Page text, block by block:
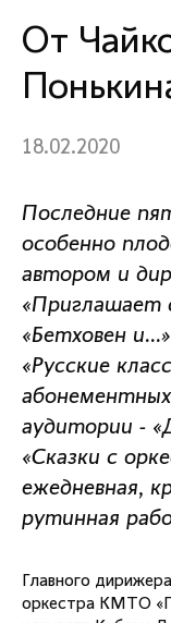
От
18.02.2020
Последние
особенно
автором и
«Приглашает
«Бетховен
«Русские
аудитории -
«Сказки с
ежедневная,
рутинная
Главного
оркестра КМТО